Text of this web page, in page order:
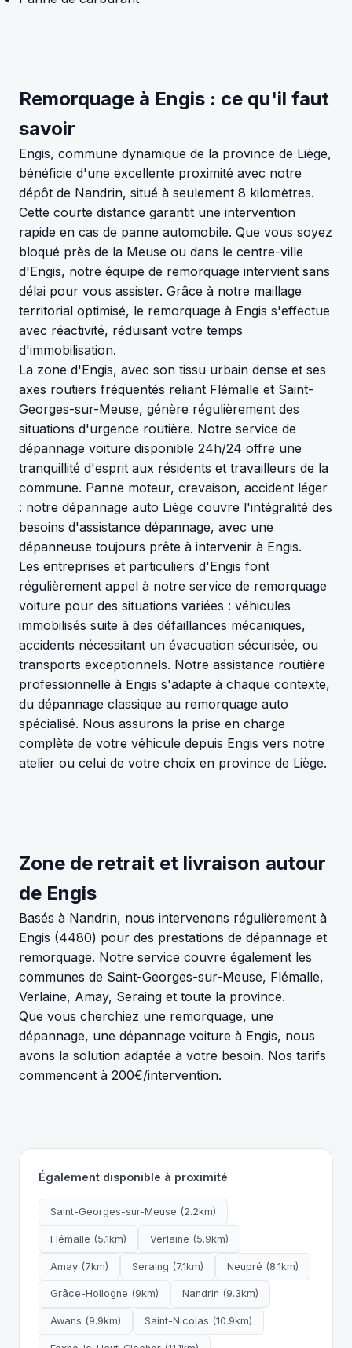
Remorquage à Engis : ce qu'il faut
savoir
Engis, commune dynamique de la province de Liège,
bénéficie d'une excellente proximité avec notre
dépôt de Nandrin, situé à seulement 8 kilomètres.
Cette courte distance garantit une intervention
rapide en cas de panne automobile. Que vous soyez
bloqué près de la Meuse ou dans le centre-ville
d'Engis, notre équipe de remorquage intervient sans
délai pour vous assister. Grâce à notre maillage
territorial optimisé, le remorquage à Engis s'effectue
avec réactivité, réduisant votre temps
d'immobilisation.
La zone d'Engis, avec son tissu urbain dense et ses
axes routiers fréquentés reliant Flémalle et Saint-
Georges-sur-Meuse, génère régulièrement des
situations d'urgence routière. Notre service de
dépannage voiture disponible 24h/24 offre une
tranquillité d'esprit aux résidents et travailleurs de la
commune. Panne moteur, crevaison, accident léger
: notre dépannage auto Liège couvre l'intégralité des
besoins d'assistance dépannage, avec une
dépanneuse toujours prête à intervenir à Engis.
Les entreprises et particuliers d'Engis font
régulièrement appel à notre service de remorquage
voiture pour des situations variées : véhicules
immobilisés suite à des défaillances mécaniques,
accidents nécessitant un évacuation sécurisée, ou
transports exceptionnels. Notre assistance routière
professionnelle à Engis s'adapte à chaque contexte,
du dépannage classique au remorquage auto
spécialisé. Nous assurons la prise en charge
complète de votre véhicule depuis Engis vers notre
atelier ou celui de votre choix en province de Liège.
Zone de retrait et livraison autour
de Engis
Basés à Nandrin, nous intervenons régulièrement à
Engis (4480) pour des prestations de dépannage et
remorquage. Notre service couvre également les
communes de Saint-Georges-sur-Meuse, Flémalle,
Verlaine, Amay, Seraing et toute la province.
Que vous cherchiez une remorquage, une
dépannage, une dépannage voiture à Engis, nous
avons la solution adaptée à votre besoin. Nos tarifs
commencent à 200€/intervention.
Également disponible à proximité
Saint-Georges-sur-Meuse (2.2km)
Flémalle (5.1km) Verlaine (5.9km)
Amay (7km) Seraing (7.1km) Neupré (8.1km)
Grâce-Hollogne (9km) Nandrin (9.3km)
Awans (9.9km) Saint-Nicolas (10.9km)